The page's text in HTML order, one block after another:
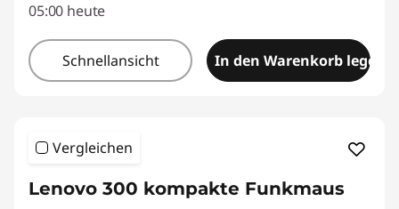
05:00 heute
Schnellansicht In den Warenkorb legen
Vergleichen
Lenovo 300 kompakte Funkmaus